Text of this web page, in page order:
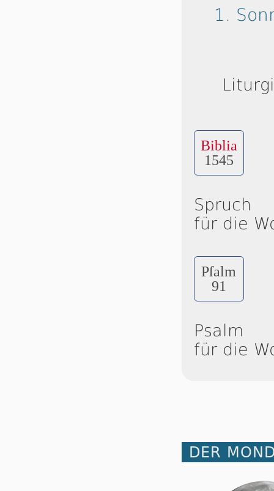
1.
Biblia
1545
Spruch
für die
Pſalm
91
Psalm
für die
DER